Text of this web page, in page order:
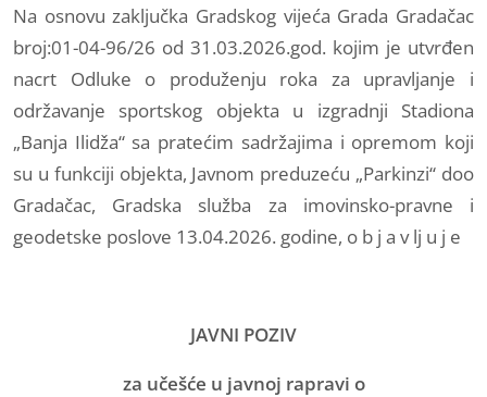
Na osnovu zaključka Gradskog vijeća Grada Gradačac
broj:01-04-96/26 od 31.03.2026.god. kojim je utvrđen
nacrt Odluke o produženju roka za upravljanje i
održavanje sportskog objekta u izgradnji Stadiona
„Banja Ilidža“ sa pratećim sadržajima i opremom koji
su u funkciji objekta, Javnom preduzeću „Parkinzi“ doo
Gradačac, Gradska služba za imovinsko-pravne i
geodetske poslove 13.04.2026. godine, o b j a v lj u j e
JAVNI POZIV
za učešće u javnoj rapravi o